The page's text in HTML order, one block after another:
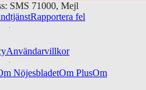
SMS 71000, Mejl
Rapportera fel
Användarvillkor
NöjesbladetOm PlusOm